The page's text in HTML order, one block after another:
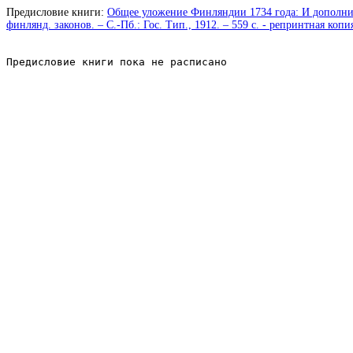
Предисловие книги: Общее уложение Финляндии 1734 года: И
финлянд. законов. – С.-Пб.: Гос. Тип., 1912. – 559 с. - репринтная
Предисловие книги пока не расписано